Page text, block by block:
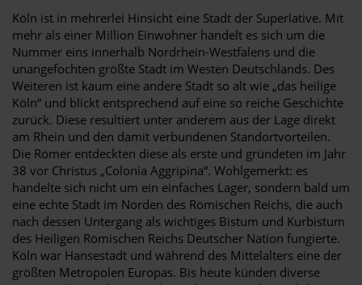
Köln ist in mehrerlei Hinsicht eine Stadt der Superlative. Mit
mehr als einer Million Einwohner handelt es sich um die
Nummer eins innerhalb Nordrhein-Westfalens und die
unangefochten größte Stadt im Westen Deutschlands. Des
Weiteren ist kaum eine andere Stadt so alt wie „das heilige
Köln“ und blickt entsprechend auf eine so reiche Geschichte
zurück. Diese resultiert unter anderem aus der Lage direkt
am Rhein und den damit verbundenen Standortvorteilen.
Die Römer entdeckten diese als erste und gründeten im Jahr
38 vor Christus „Colonia Aggripina“. Wohlgemerkt: es
handelte sich nicht um ein einfaches Lager, sondern bald um
eine echte Stadt im Norden des Römischen Reichs, die auch
nach dessen Untergang als wichtiges Bistum und Kurbistum
des Heiligen Römischen Reichs Deutscher Nation fungierte.
Köln war Hansestadt und während des Mittelalters eine der
größten Metropolen Europas. Bis heute künden diverse